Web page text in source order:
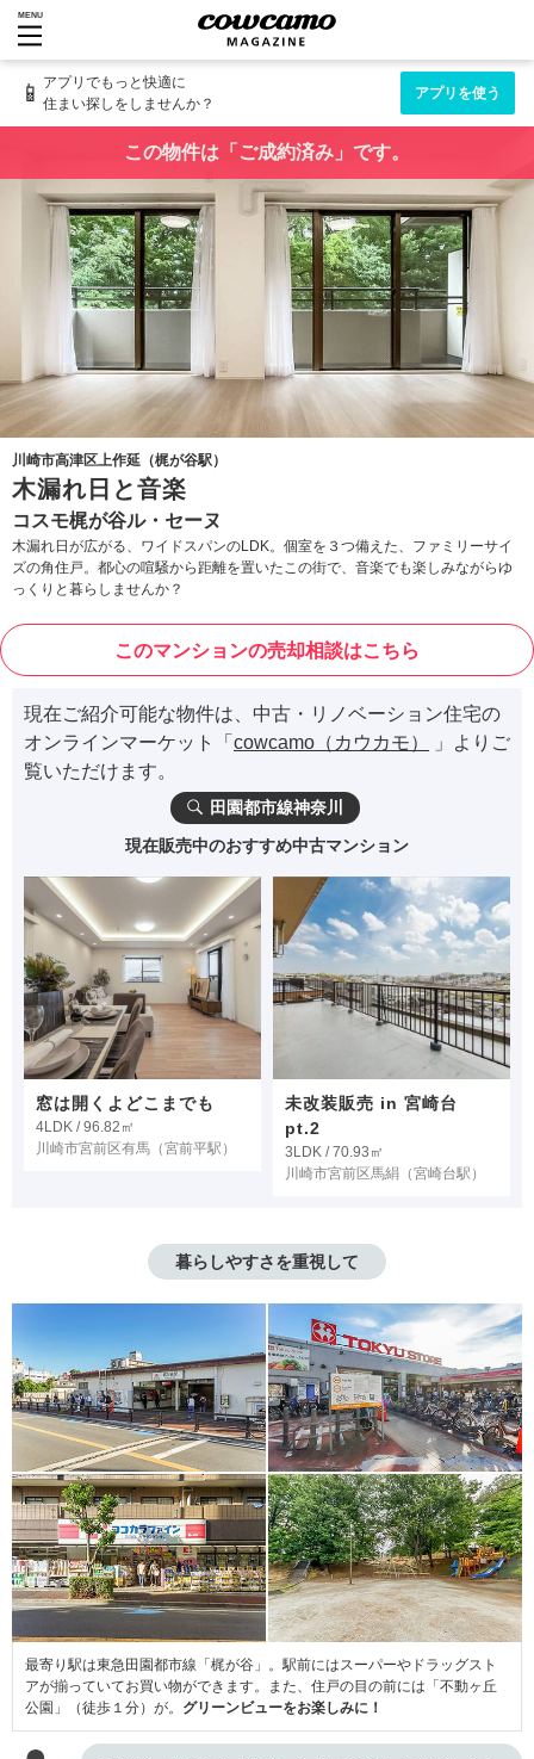
MENU
📱 アプリでもっと快適に
住まい探しをしませんか？
アプリを使う
この物件は「ご成約済み」です。
川崎市高津区上作延（梶が谷駅）
木漏れ日と音楽
コスモ梶が谷ル・セーヌ
木漏れ日が広がる、ワイドスパンのLDK。個室を３つ備えた、ファミリーサイ
ズの角住戸。都心の喧騒から距離を置いたこの街で、音楽でも楽しみながらゆ
っくりと暮らしませんか？
このマンションの売却相談はこちら
現在ご紹介可能な物件は、中古・リノベーション住宅の
オンラインマーケット「 cowcamo（カウカモ）
」よりご
覧いただけます。
田園都市線神奈川
現在販売中のおすすめ中古マンション
窓は開くよどこまでも
4LDK / 96.82㎡
川崎市宮前区有馬 （宮前平駅）
未改装販売 in 宮崎台
pt.2
3LDK / 70.93㎡
川崎市宮前区馬絹 （宮崎台駅）
暮らしやすさを重視して
最寄り駅は東急田園都市線「梶が谷」。駅前にはスーパーやドラッグスト
アが揃っていてお買い物ができます。また、住戸の目の前には「不動ヶ丘
公園」（徒歩１分）が。 グリーンビューをお楽しみに！